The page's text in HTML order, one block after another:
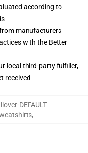
according to
manufacturers
with the Better
local third-party fulfiller,
received
DEFAULT
,